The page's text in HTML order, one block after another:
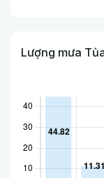
Lượng mưa